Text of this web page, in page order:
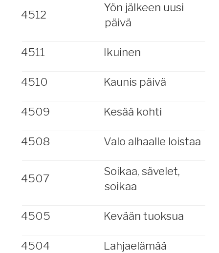
4512
Yön jälkeen uusi
päivä
4511 Ikuinen
4510 Kaunis päivä
4509 Kesää kohti
4508 Valo alhaalle loistaa
4507
Soikaa, sävelet,
soikaa
4505 Kevään tuoksua
4504 Lahjaelämää